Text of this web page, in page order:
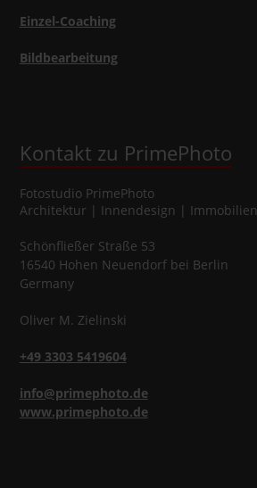
Einzel-Coaching
Bildbearbeitung
Kontakt zu PrimePhoto
Fotostudio PrimePhoto
Architektur | Innendesign | Immobilien
Schönfließer Straße 53
16540 Hohen Neuendorfbei Berlin
Germany
Oliver M. Zielinski
+49 3303 5419604
info@primephoto.de
www.primephoto.de